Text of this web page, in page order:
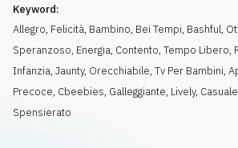
Keyword:
Allegro, Felicità, Bambino, Bei Tempi, Bashful,
Speranzoso, Energia, Contento, Tempo Libero,
Infanzia, Jaunty, Orecchiabile, Tv Per Bambini,
Precoce, Cbeebies, Galleggiante, Lively, Casuale
Spensierato